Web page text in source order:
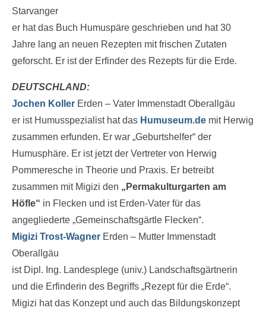
Starvanger
er hat das Buch Humuspäre geschrieben und hat 30
Jahre lang an neuen Rezepten mit frischen Zutaten
geforscht. Er ist der Erfinder des Rezepts für die Erde.
DEUTSCHLAND:
Jochen Koller Erden – Vater Immenstadt Oberallgäu
er ist Humusspezialist hat das Humuseum.de mit Herwig
zusammen erfunden. Er war „Geburtshelfer“ der
Humusphäre. Er ist jetzt der Vertreter von Herwig
Pommeresche in Theorie und Praxis. Er betreibt
zusammen mit Migizi den „Permakulturgarten am
Höfle“ in Flecken und ist Erden-Vater für das
angegliederte „Gemeinschaftsgärtle Flecken“.
Migizi Trost-Wagner Erden – Mutter Immenstadt
Oberallgäu
ist Dipl. Ing. Landesplege (univ.) Landschaftsgärtnerin
und die Erfinderin des Begriffs „Rezept für die Erde“.
Migizi hat das Konzept und auch das Bildungskonzept